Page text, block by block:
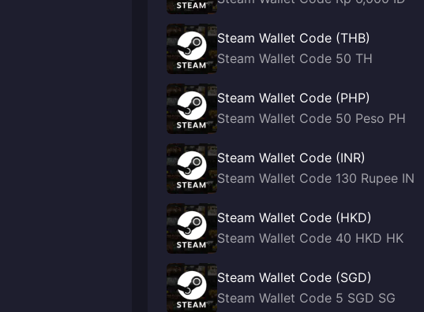
Steam Wallet Code (THB)
Steam Wallet Code 50 TH
Steam Wallet Code (PHP)
Steam Wallet Code 50 Peso PH
Steam Wallet Code (INR)
Steam Wallet Code 130 Rupee IN
Steam Wallet Code (HKD)
Steam Wallet Code 40 HKD HK
Steam Wallet Code (SGD)
Steam Wallet Code 5 SGD SG